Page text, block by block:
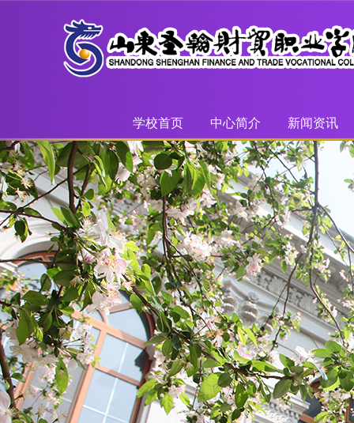
学校首页 中心简介 新闻资讯